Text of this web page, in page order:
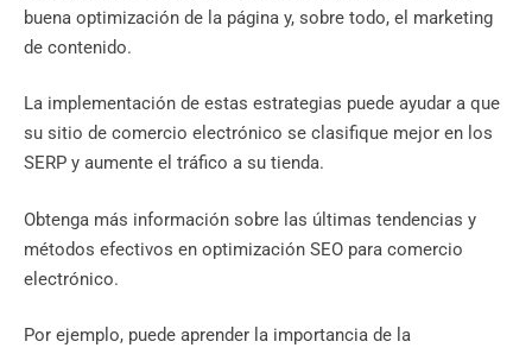
buena optimización de la página y, sobre todo, el marketing
de contenido.
La implementación de estas estrategias puede ayudar a que
su sitio de comercio electrónico se clasifique mejor en los
SERP y aumente el tráfico a su tienda.
Obtenga más información sobre las últimas tendencias y
métodos efectivos en optimización SEO para comercio
electrónico.
Por ejemplo, puede aprender la importancia de la